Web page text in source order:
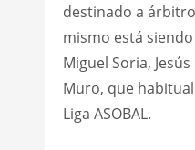
destinado a
mismo está
Miguel Soria,
Muro, que
Liga ASOBAL.